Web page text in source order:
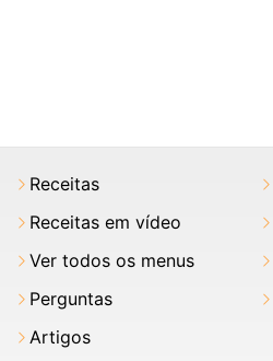
Receitas
Receitas em vídeo
Ver todos os menus
Perguntas
Artigos